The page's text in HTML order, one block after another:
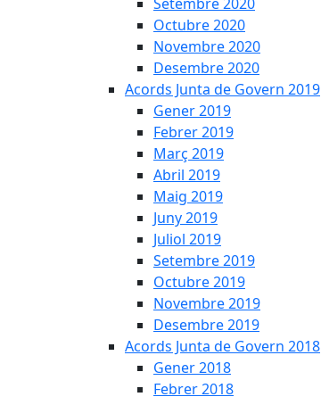
Octubre 2020
Novembre 2020
Desembre 2020
Acords Junta de Govern 2019
Gener 2019
Febrer 2019
Març 2019
Abril 2019
Maig 2019
Juny 2019
Juliol 2019
Setembre 2019
Octubre 2019
Novembre 2019
Desembre 2019
Acords Junta de Govern 2018
Gener 2018
Febrer 2018